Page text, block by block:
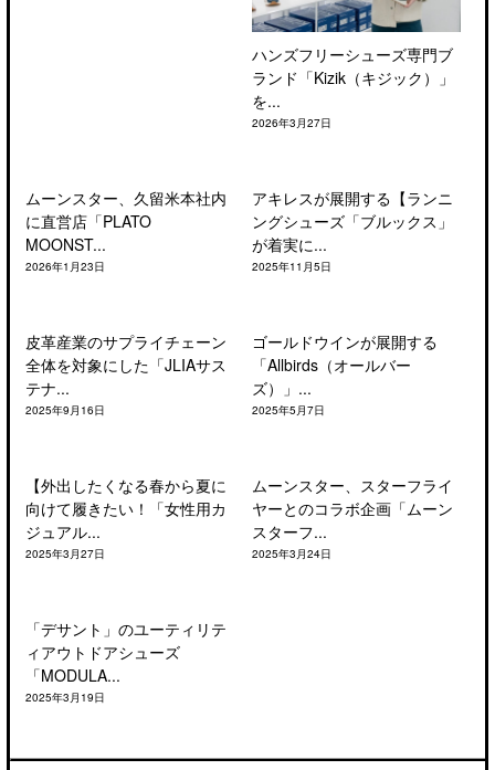
ハンズフリーシューズ専門ブ
ランド「Kizik（キジック）」
を...
2026年3月27日
ムーンスター、久留米本社内
に直営店「PLATO
MOONST...
2026年1月23日
アキレスが展開する【ランニ
ングシューズ「ブルックス」
が着実に...
2025年11月5日
皮革産業のサプライチェーン
全体を対象にした「JLIAサス
テナ...
2025年9月16日
ゴールドウインが展開する
「Allbirds（オールバー
ズ）」...
2025年5月7日
【外出したくなる春から夏に
向けて履きたい！「女性用カ
ジュアル...
2025年3月27日
ムーンスター、スターフライ
ヤーとのコラボ企画「ムーン
スターフ...
2025年3月24日
「デサント」のユーティリテ
ィアウトドアシューズ
「MODULA...
2025年3月19日